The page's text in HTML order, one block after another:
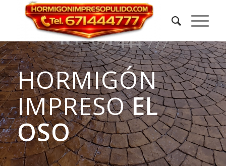
HORMIGÓN
IMPRESOEL
OSO